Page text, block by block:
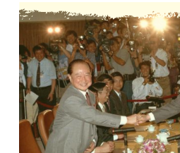
学术中国 乡村振兴
城市 旅游
彩票 娱乐
公益 一带一路
文化产业